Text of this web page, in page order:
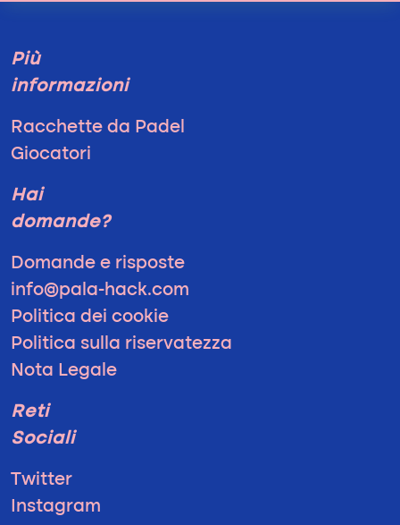
Più
informazioni
Racchette da Padel
Giocatori
Hai
domande?
Domande e risposte
info@pala-hack.com
Politica dei cookie
Politica sulla riservatezza
Nota Legale
Reti
Sociali
Twitter
Instagram